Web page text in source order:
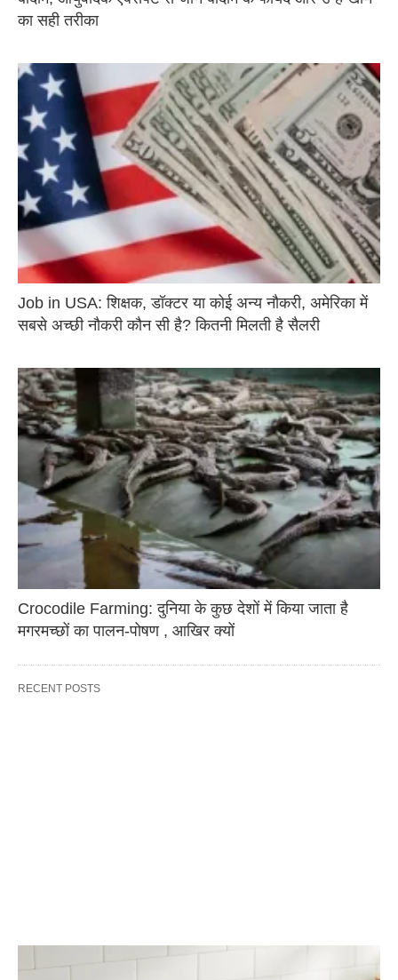
का सही तरीका
Job in USA: शिक्षक, डॉक्टर या कोई अन्य नौकरी, अमेरिका में
सबसे अच्छी नौकरी कौन सी है? कितनी मिलती है सैलरी
Crocodile Farming: दुनिया के कुछ देशों में किया जाता है
मगरमच्छों का पालन-पोषण , आखिर क्यों
RECENT POSTS